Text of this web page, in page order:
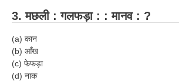
RRB ALP
Loco Pilot Papers PDF
ALP Study Notes
3. मछली : गलफड़ा : :मानव : ?
(a) कान
(b) आँख
(c) फेफड़ा
(d) नाक